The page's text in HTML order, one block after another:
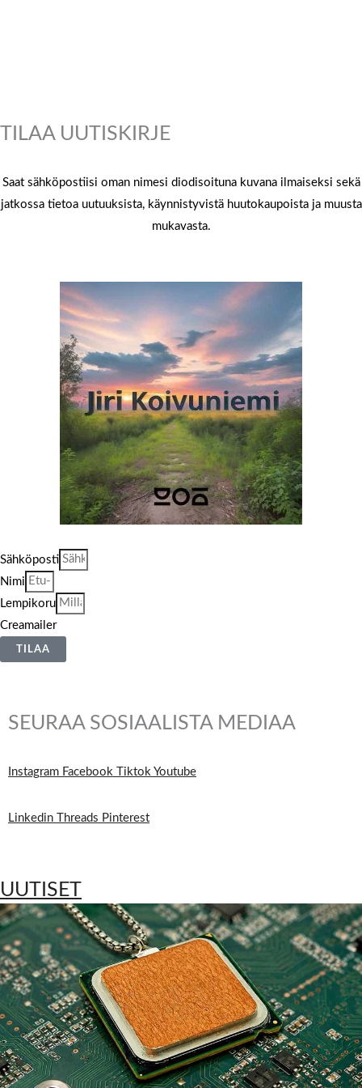
TILAA UUTISKIRJE
Saat sähköpostiisi oman nimesi diodisoituna kuvana ilmaiseksi sekä
jatkossa tietoa uutuuksista, käynnistyvistä huutokaupoista ja muusta
mukavasta.
Sähköposti
Nimi
Lempikoru
Creamailer
TILAA
SEURAA SOSIAALISTA MEDIAA
Instagram Facebook Tiktok Youtube
Linkedin Threads Pinterest
UUTISET